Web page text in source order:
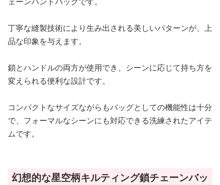
丁寧な縫製技術により生み出される美しいパターンが、上
品な印象を与えます。
鎖とハンドルの両方が使用でき、シーンに応じて持ち方を
変えられる便利な設計です。
コンパクトなサイズながらもバッグとしての機能性は十分
で、フォーマルなシーンにも対応できる洗練されたアイテ
ムです。
幻想的な星空柄キルティング鎖チェーンバッ